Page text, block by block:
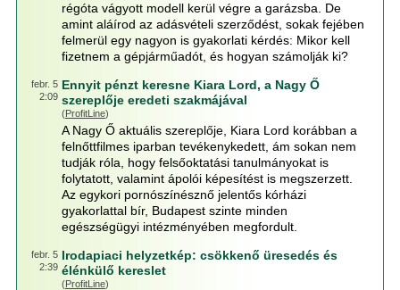
régóta vágyott modell kerül végre a garázsba. De
amint aláírod az adásvételi szerződést, sokak fejében
felmerül egy nagyon is gyakorlati kérdés: Mikor kell
fizetnem a gépjárműadót, és hogyan számolják ki?
febr. 5
2:09
Ennyit pénzt keresne Kiara Lord, a Nagy Ő
szereplője eredeti szakmájával
(ProfitLine)
A Nagy Ő aktuális szereplője, Kiara Lord korábban a
felnőttfilmes iparban tevékenykedett, ám sokan nem
tudják róla, hogy felsőoktatási tanulmányokat is
folytatott, valamint ápolói képesítést is megszerzett.
Az egykori pornószínésznő jelentős kórházi
gyakorlattal bír, Budapest szinte minden
egészségügyi intézményében megfordult.
febr. 5
2:39
Irodapiaci helyzetkép: csökkenő üresedés és
élénkülő kereslet
(ProfitLine)